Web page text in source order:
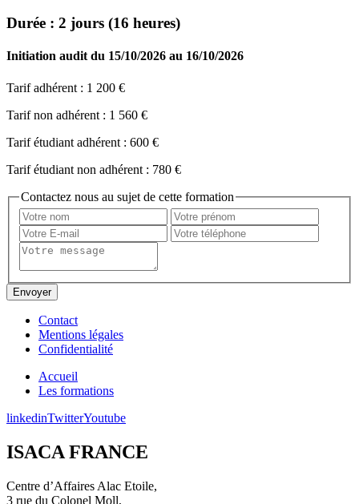
Durée : 2 jours (16 heures)
Initiation audit du 15/10/2026 au 16/10/2026
Tarif adhérent : 1 200 €
Tarif non adhérent : 1 560 €
Tarif étudiant adhérent : 600 €
Tarif étudiant non adhérent : 780 €
Contactez nous au sujet de cette formation
Contact
Mentions légales
Confidentialité
Accueil
Les formations
linkedinTwitterYoutube
ISACA FRANCE
Centre d’Affaires Alac Etoile,
3 rue du Colonel Moll,